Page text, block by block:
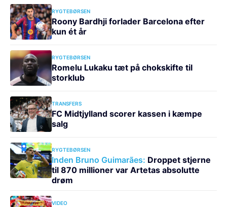
RYGTEBØRSEN
Roony Bardhji forlader Barcelona efter
kun ét år
RYGTEBØRSEN
Romelu Lukaku tæt på chokskifte til
storklub
TRANSFERS
FC Midtjylland scorer kassen i kæmpe
salg
RYGTEBØRSEN
Inden Bruno Guimarães: Droppet stjerne
til 870 millioner var Artetas absolutte
drøm
VIDEO